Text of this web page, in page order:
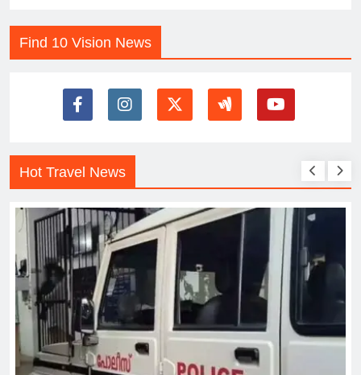
Find 10 Vision News
Hot Travel News